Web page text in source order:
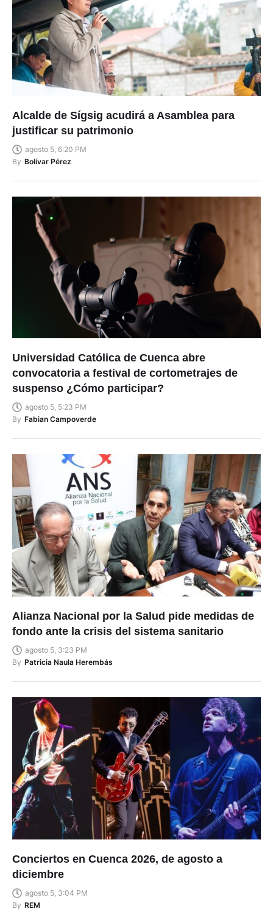
Alcalde de Sígsig acudirá a Asamblea para
justificar su patrimonio
agosto 5, 6:20 PM
By Bolívar Pérez
Universidad Católica de Cuenca abre
convocatoria a festival de cortometrajes de
suspenso ¿Cómo participar?
agosto 5, 5:23 PM
By Fabian Campoverde
Alianza Nacional por la Salud pide medidas de
fondo ante la crisis del sistema sanitario
agosto 5, 3:23 PM
By Patricia Naula Herembás
Conciertos en Cuenca 2026, de agosto a
diciembre
agosto 5, 3:04 PM
By REM